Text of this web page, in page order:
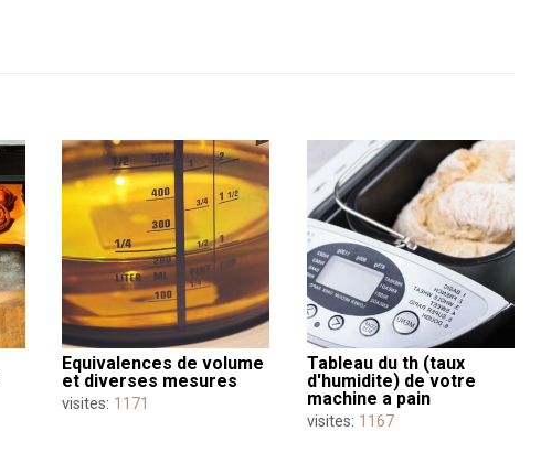
equivalences de volume
et diverses mesures
visites: 1171
tableau du th (taux
d'humidite) de votre
machine a pain
visites: 1167